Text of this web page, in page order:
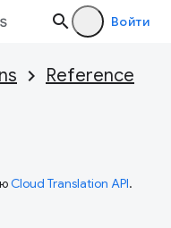
Войти
Reference
Cloud Translation API.